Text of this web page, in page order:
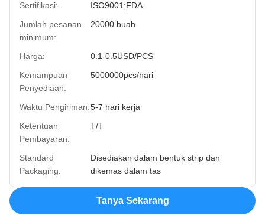
Sertifikasi:
ISO9001;FDA
Jumlah pesanan
minimum:
20000 buah
Harga:
0.1-0.5USD/PCS
Kemampuan
Penyediaan:
5000000pcs/hari
Waktu Pengiriman:5-7 hari kerja
Ketentuan
Pembayaran:
T/T
Standard
Packaging:
Disediakan dalam bentuk strip dan
dikemas dalam tas
Tanya Sekarang